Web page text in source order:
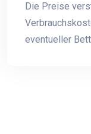
Die Preise
eventueller